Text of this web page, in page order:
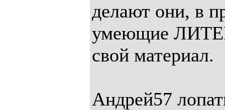
делают они, в
умеющие
свой материал.
Андрей57